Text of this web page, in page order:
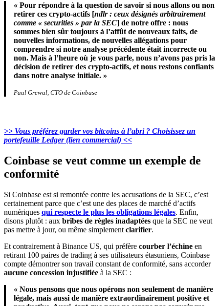
« Pour répondre à la question de savoir si nous allons ou non
retirer ces crypto-actifs [ndlr : ceux désignés arbitrairement
comme « securities » par la SEC] de notre offre : nous
sommes bien sûr toujours à l’affût de nouveaux faits, de
nouvelles informations, de nouvelles allégations pour
comprendre si notre analyse précédente était incorrecte ou
non. Mais à l’heure où je vous parle, nous n’avons pas pris la
décision de retirer des crypto-actifs, et nous restons confiants
dans notre analyse initiale. »
Paul Grewal, CTO de Coinbase
>> Vous préférez garder vos bitcoins à l’abri ? Choisissez un
portefeuille Ledger (lien commercial) <<
Coinbase se veut comme un exemple de
conformité
Si Coinbase est si remontée contre les accusations de la SEC, c’est
certainement parce que c’est une des places de marché d’actifs
numériques qui respecte le plus les obligations légales. Enfin,
disons plutôt : aux bribes de règles inadaptées que la SEC ne veut
pas mettre à jour, ou même simplement clarifier.
Et contrairement à Binance US, qui préfère courber l’échine en
retirant 100 paires de trading à ses utilisateurs étasuniens, Coinbase
compte démontrer son travail constant de conformité, sans accorder
aucune concession injustifiée à la SEC :
« Nous pensons que nous opérons non seulement de manière
légale, mais aussi de manière extraordinairement positive et